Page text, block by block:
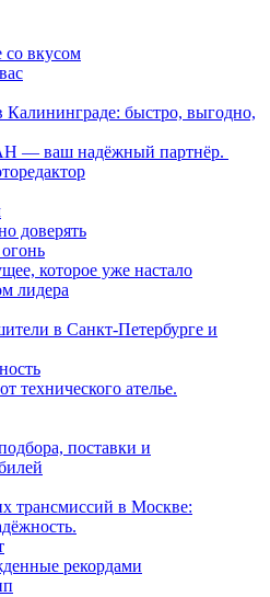
вкусом
Калининграде: быстро, выгодно,
— ваш надёжный партнёр.
доверять
которое уже настало
лидера
в Санкт-Петербурге и
технического ателье.
поставки и
трансмиссий в Москве:
рекордами